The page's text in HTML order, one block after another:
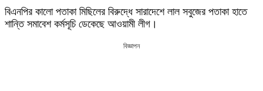
বিএনপির কালো পতাকা মিছিলের বিরুদ্ধে সারাদেশে লাল সবুজের পতাকা হাতে
শান্তি সমাবেশ কর্মসূচি ডেকেছে আওয়ামী লীগ।
বিজ্ঞাপন